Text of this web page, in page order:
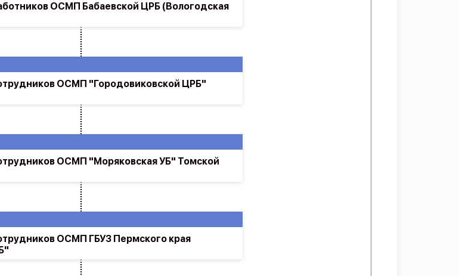
ОСМП ГБУЗ Пермского края
ОСМП "Моряковская УБ" Томской
ОСМП "Городовиковской ЦРБ"
ОСМП Бабаевской ЦРБ (Вологодская